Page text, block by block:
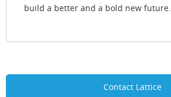
build a better and a bold new future.
Contact Lattice